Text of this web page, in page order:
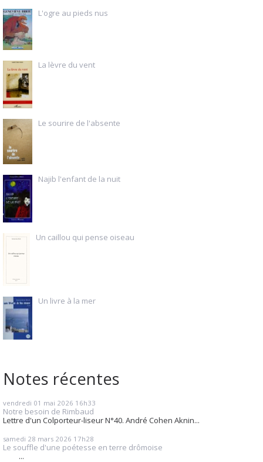
L'ogre au pieds nus
La lèvre du vent
Le sourire de l'absente
Najib l'enfant de la nuit
Un caillou qui pense oiseau
Un livre à la mer
Notes récentes
vendredi 01 mai 2026 16h33
Notre besoin de Rimbaud
Lettre d'un Colporteur-liseur N°40. André Cohen Aknin...
samedi 28 mars 2026 17h28
Le souffle d'une poétesse en terre drômoise
...